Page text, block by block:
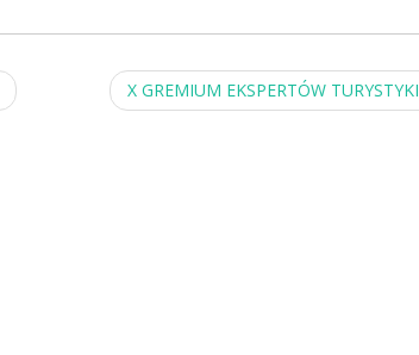
X GREMIUM EKSPERTÓW TURYSTYKI